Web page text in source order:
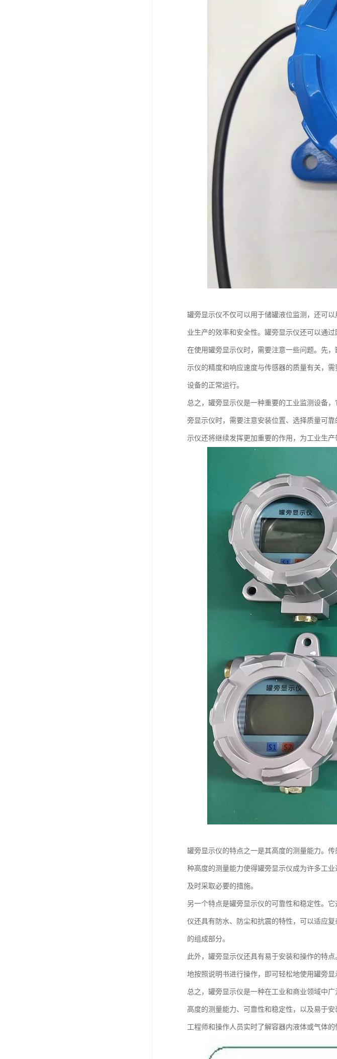
罐旁显示仪不仅可以用于储罐液位监测，还可
业生产的效率和安全性。罐旁显示仪还可以通
在使用罐旁显示仪时，需要注意一些问题。先
示仪的精度和响应速度与传感器的质量有关，
设备的正常运行。
总之，罐旁显示仪是一种重要的工业监测设备
旁显示仪时，需要注意安装位置、选择质量可
示仪还将继续发挥更加重要的作用，为工业生产
罐旁显示仪的特点之一是其高度的测量能力。
种高度的测量能力使得罐旁显示仪成为许多工
及时采取必要的措施。
另一个特点是罐旁显示仪的可靠性和稳定性。
仪还具有防水、防尘和抗震的特性，可以适应
的组成部分。
此外，罐旁显示仪还具有易于安装和操作的特
地按照说明书进行操作，即可轻松地使用罐旁显
总之，罐旁显示仪是一种在工业和商业领域中
高度的测量能力、可靠性和稳定性，以及易于
工程师和操作人员实时了解容器内液体或气体的